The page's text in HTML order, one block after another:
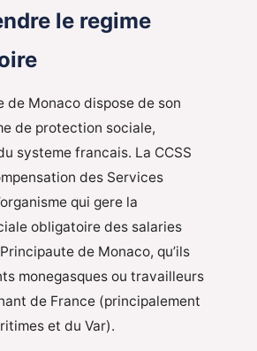
le regime
de Monaco dispose de son
de protection sociale,
systeme francais. La CCSS
des Services
qui gere la
obligatoire des salaries
de Monaco, qu’ils
monegasques ou travailleurs
de France (principalement
et du Var).